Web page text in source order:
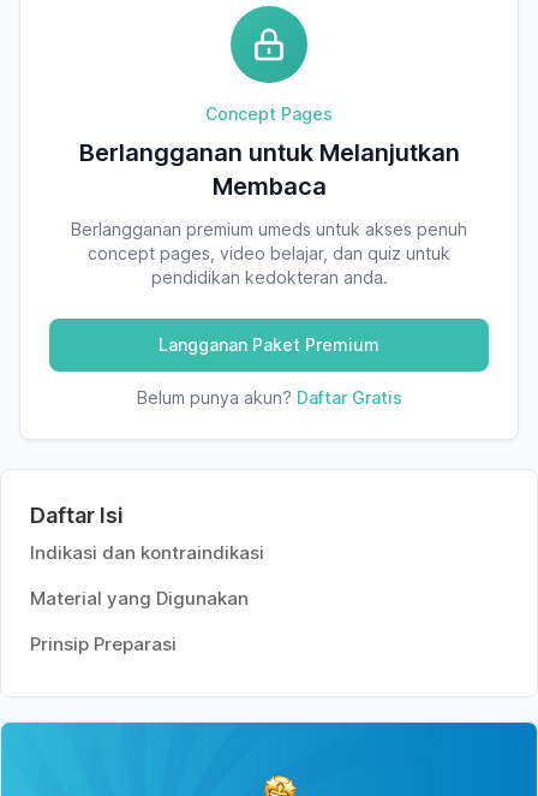
Concept Pages
Berlangganan untuk Melanjutkan
Membaca
Berlangganan premium umeds untuk akses penuh
concept pages, video belajar, dan quiz untuk
pendidikan kedokteran anda.
Langganan Paket Premium
Belum punya akun? Daftar Gratis
Daftar Isi
Indikasi dan kontraindikasi
Material yang Digunakan
Prinsip Preparasi